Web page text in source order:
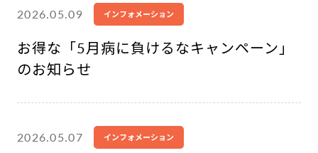
2026.05.09 インフォメーション
お得な「5月病に負けるなキャンペーン」
のお知らせ
2026.05.07 インフォメーション